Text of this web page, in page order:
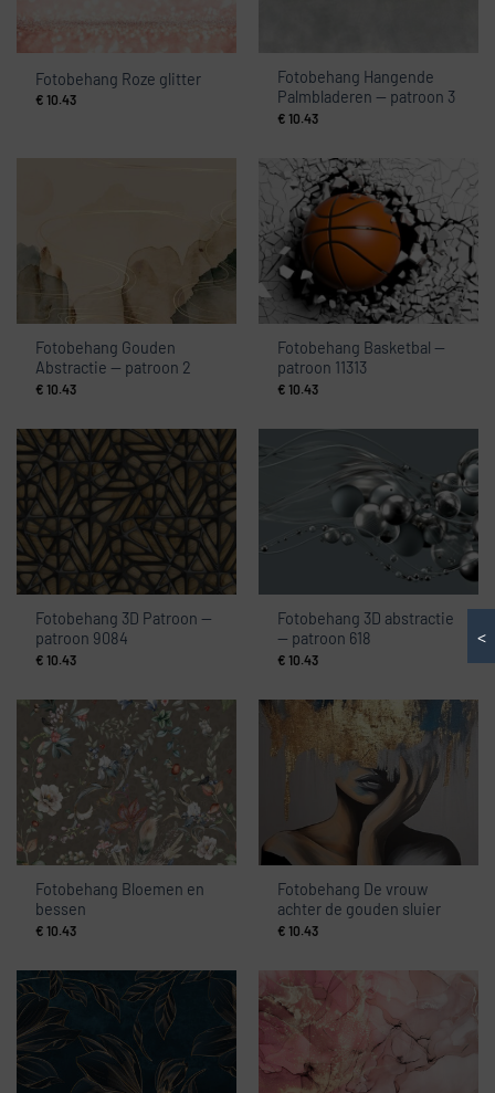
Fotobehang Roze glitter
€ 10.43
Fotobehang Hangende
Palmbladeren — patroon 3
€ 10.43
Fotobehang Gouden
Abstractie — patroon 2
€ 10.43
Fotobehang Basketbal —
patroon 11313
€ 10.43
Fotobehang 3D Patroon —
patroon 9084
€ 10.43
Fotobehang 3D abstractie
— patroon 618
€ 10.43
Fotobehang Bloemen en
bessen
€ 10.43
Fotobehang De vrouw
achter de gouden sluier
€ 10.43
<